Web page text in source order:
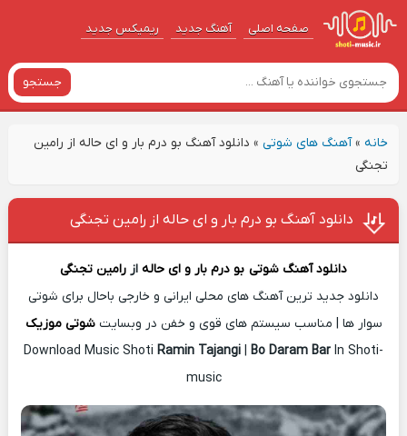
صفحه اصلی آهنگ‌ جدید ریمیکس جدید
جستجو
خانه»آهنگ های شوتی» دانلود آهنگ بو درم بار و ای حاله از رامین
تجنگی
دانلود آهنگ بو درم بار و ای حاله از رامین تجنگی
دانلود آهنگ شوتی بو درم بار و ای حاله از رامین تجنگی
دانلود جدید ترین آهنگ های محلی ایرانی و خارجی باحال برای شوتی
سوار ها | مناسب سیستم های قوی و خفن در وبسایتشوتی موزیک
Download Music Shoti Ramin Tajangi Bo Daram Bar In Shoti-
music